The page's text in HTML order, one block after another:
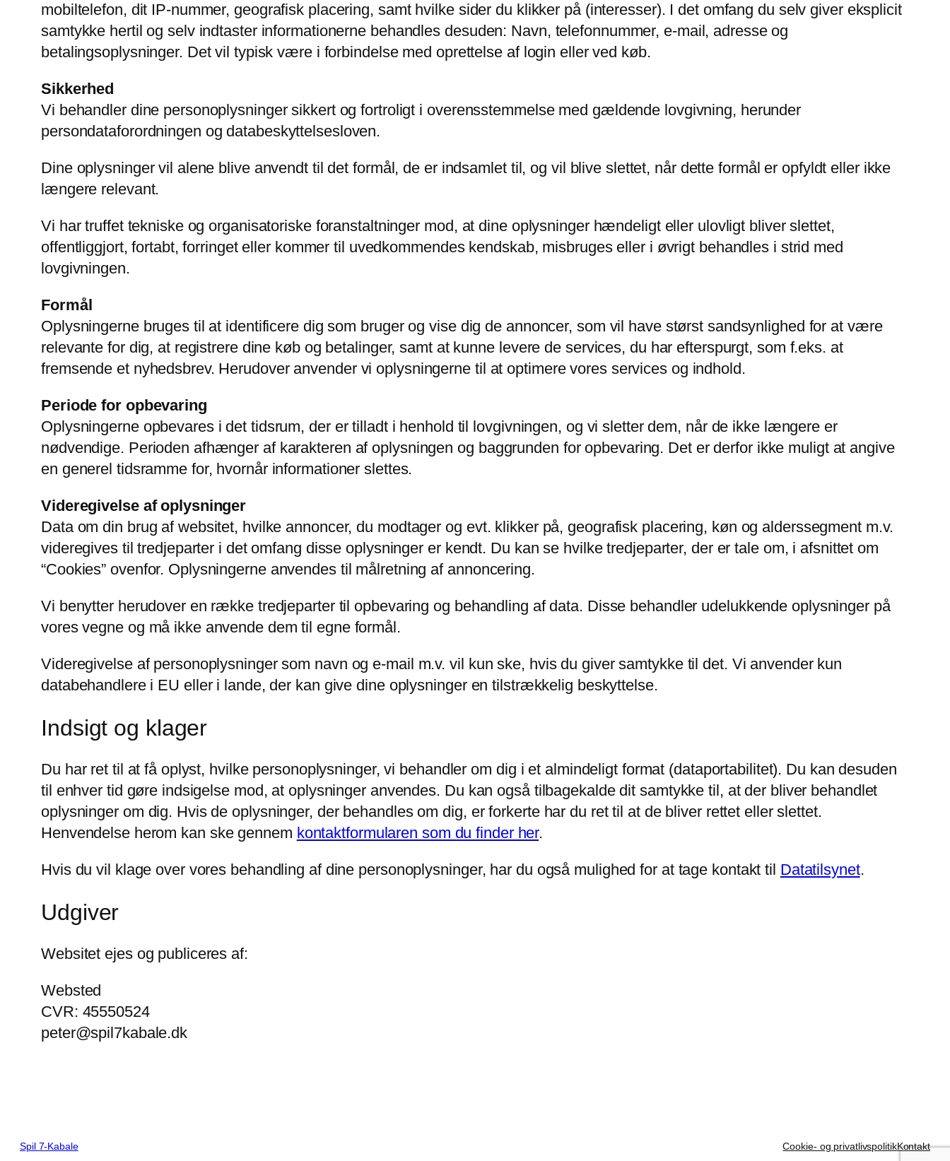
mobiltelefon, dit IP-nummer, geografisk placering, samt hvilke sider du klikker på (interesser). I det omfang du selv giver eksplicit
samtykke hertil og selv indtaster informationerne behandles desuden: Navn, telefonnummer, e-mail, adresse og
betalingsoplysninger. Det vil typisk være i forbindelse med oprettelse af login eller ved køb.
Sikkerhed
Vi behandler dine personoplysninger sikkert og fortroligt i overensstemmelse med gældende lovgivning, herunder
persondataforordningen og databeskyttelsesloven.
Dine oplysninger vil alene blive anvendt til det formål, de er indsamlet til, og vil blive slettet, når dette formål er opfyldt eller ikke
længere relevant.
Vi har truffet tekniske og organisatoriske foranstaltninger mod, at dine oplysninger hændeligt eller ulovligt bliver slettet,
offentliggjort, fortabt, forringet eller kommer til uvedkommendes kendskab, misbruges eller i øvrigt behandles i strid med
lovgivningen.
Formål
Oplysningerne bruges til at identificere dig som bruger og vise dig de annoncer, som vil have størst sandsynlighed for at være
relevante for dig, at registrere dine køb og betalinger, samt at kunne levere de services, du har efterspurgt, som f.eks. at
fremsende et nyhedsbrev. Herudover anvender vi oplysningerne til at optimere vores services og indhold.
Periode for opbevaring
Oplysningerne opbevares i det tidsrum, der er tilladt i henhold til lovgivningen, og vi sletter dem, når de ikke længere er
nødvendige. Perioden afhænger af karakteren af oplysningen og baggrunden for opbevaring. Det er derfor ikke muligt at angive
en generel tidsramme for, hvornår informationer slettes.
Videregivelse af oplysninger
Data om din brug af websitet, hvilke annoncer, du modtager og evt. klikker på, geografisk placering, køn og alderssegment m.v.
videregives til tredjeparter i det omfang disse oplysninger er kendt. Du kan se hvilke tredjeparter, der er tale om, i afsnittet om
“Cookies” ovenfor. Oplysningerne anvendes til målretning af annoncering.
Vi benytter herudover en række tredjeparter til opbevaring og behandling af data. Disse behandler udelukkende oplysninger på
vores vegne og må ikke anvende dem til egne formål.
Videregivelse af personoplysninger som navn og e-mail m.v. vil kun ske, hvis du giver samtykke til det. Vi anvender kun
databehandlere i EU eller i lande, der kan give dine oplysninger en tilstrækkelig beskyttelse.
Indsigt og klager
Du har ret til at få oplyst, hvilke personoplysninger, vi behandler om dig i et almindeligt format (dataportabilitet). Du kan desuden
til enhver tid gøre indsigelse mod, at oplysninger anvendes. Du kan også tilbagekalde dit samtykke til, at der bliver behandlet
oplysninger om dig. Hvis de oplysninger, der behandles om dig, er forkerte har du ret til at de bliver rettet eller slettet.
Henvendelse herom kan ske gennem kontaktformularen som du finder her.
Hvis du vil klage over vores behandling af dine personoplysninger, har du også mulighed for at tage kontakt til Datatilsynet.
Udgiver
Websitet ejes og publiceres af:
Websted
CVR: 45550524
peter@spil7kabale.dk
Spil 7-Kabale Cookie- og privatlivspolitikKontakt